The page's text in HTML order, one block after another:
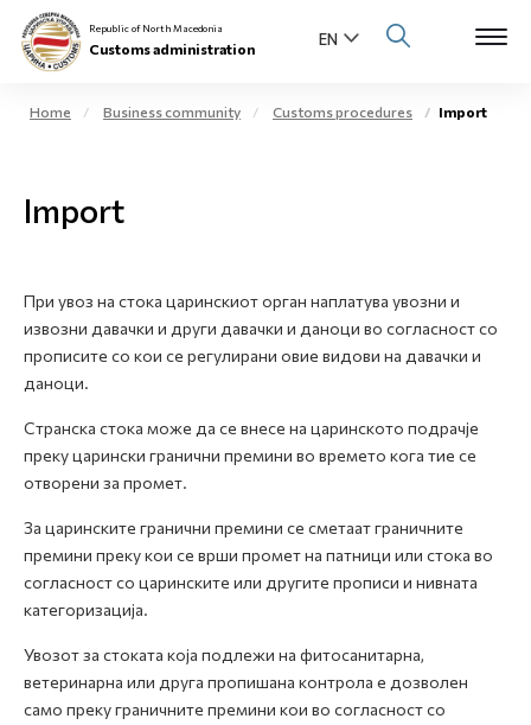
Individuals
Business community
Open
E-Customs
Contact
Newsletter
Republic of North Macedonia
Customs administration
Home Business community Customs procedures Import
Import
При увоз на стока царинскиот орган наплатува увозни и
извозни давачки и други давачки и даноци во согласност со
прописите со кои се регулирани овие видови на давачки и
даноци.
Странска стока може да се внесе на царинското подрачје
преку царински гранични премини во времето кога тие се
отворени за промет.
За царинските гранични премини се сметаат граничните
премини преку кои се врши промет на патници или стока во
согласност со царинските или другите прописи и нивната
категоризација.
Увозот за стоката која подлежи на фитосанитарна,
ветеринарна или друга пропишана контрола е дозволен
само преку граничните премини кои во согласност со